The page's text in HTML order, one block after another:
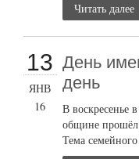
Читать далее
13
ЯНВ
16
День
день
В воскресенье
общине
Тема